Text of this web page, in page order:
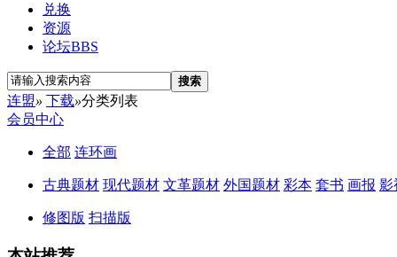
兑换
资源
论坛BBS
搜索
连盟» 下载»分类列表
会员中心
全部 连环画
古典题材 现代题材 文革题材 外国题材 彩本 套书 画报 影
修图版 扫描版